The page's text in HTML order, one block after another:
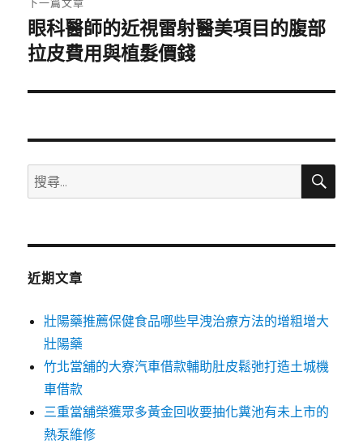
下
一
文
眼科醫師的近視雷射醫美項目的腹部
拉皮費用與植髮價錢
搜
尋
鍵
搜
近期文章
壯陽藥推薦保健食品哪些早洩治療方法的增粗增大
壯陽藥
竹北當舖的大寮汽車借款輔助肚皮鬆弛打造土城機
車借款
三重當舖榮獲眾多黃金回收要抽化糞池有未上市的
熱泵維修